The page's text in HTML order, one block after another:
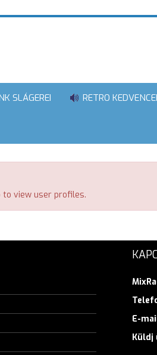
SLÁGEREI RETRO
to view user profiles.
E-
Küldj